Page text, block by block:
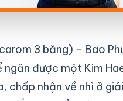
3 băng) – Bao
ngăn được một Kim
chấp nhận về nhì ở